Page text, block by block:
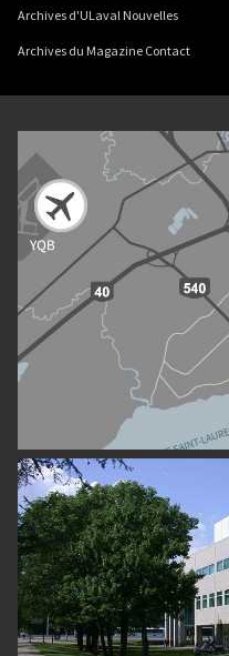
Archives d'ULaval Nouvelles
Archives du Magazine Contact